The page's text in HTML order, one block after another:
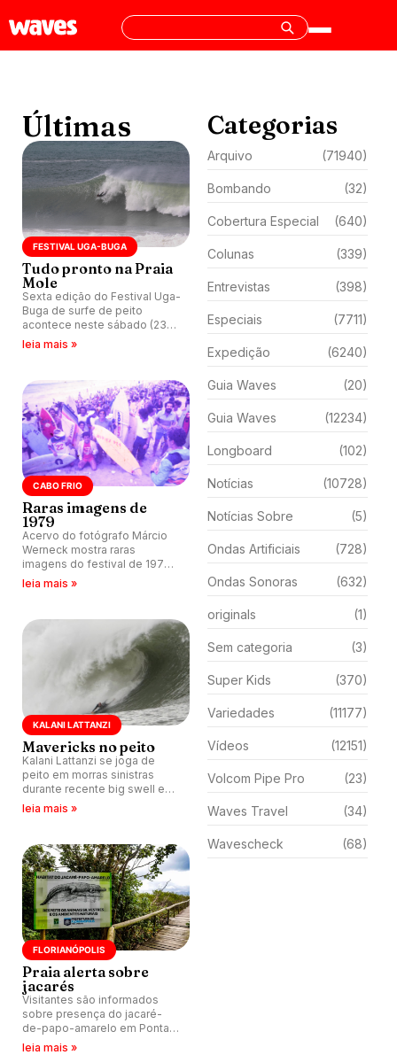
Últimas
FESTIVAL UGA-BUGA
Tudo pronto na Praia
Mole
Sexta edição do Festival Uga-
Buga de surfe de peito
acontece neste sábado (23)
na Praia Mole, em
leia mais »
CABO FRIO
Raras imagens de
1979
Acervo do fotógrafo Márcio
Werneck mostra raras
imagens do festival de 1979
em Cabo Frio (RJ). Evento
leia mais »
KALANI LATTANZI
Mavericks no peito
Kalani Lattanzi se joga de
peito em morras sinistras
durante recente big swell em
Mavericks, Califórnia (EUA).
leia mais »
FLORIANÓPOLIS
Praia alerta sobre
jacarés
Visitantes são informados
sobre presença do jacaré-
de-papo-amarelo em Ponta
das Canas, Florianópolis (SC).
leia mais »
Categorias
Arquivo (71940)
Bombando (32)
Cobertura Especial (640)
Colunas (339)
Entrevistas (398)
Especiais (7711)
Expedição (6240)
Guia Waves (20)
Guia Waves (12234)
Longboard (102)
Notícias (10728)
Notícias Sobre (5)
Ondas Artificiais (728)
Ondas Sonoras (632)
originals (1)
Sem categoria (3)
Super Kids (370)
Variedades (11177)
Vídeos (12151)
Volcom Pipe Pro (23)
Waves Travel (34)
Wavescheck (68)